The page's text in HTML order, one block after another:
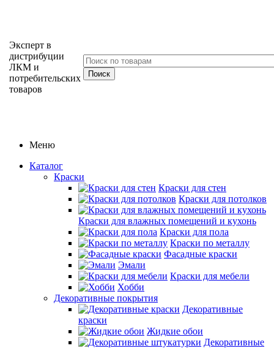
Эксперт в
дистрибуции
ЛКМ и
потребительских
товаров
Меню
Каталог
Краски
Краски для стен
Краски для потолков
Краски для влажных помещений и кухонь
Краски для пола
Краски по металлу
Фасадные краски
Эмали
Краски для мебели
Хобби
Декоративные покрытия
Декоративные
краски
Жидкие обои
Декоративные